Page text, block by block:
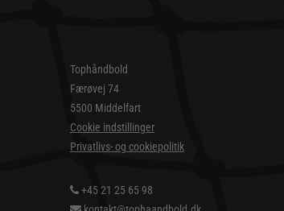
Tophåndbold
Færøvej 74
5500 Middelfart
Cookie indstillinger
Privatlivs- og cookiepolitik
+45 21 25 65 98